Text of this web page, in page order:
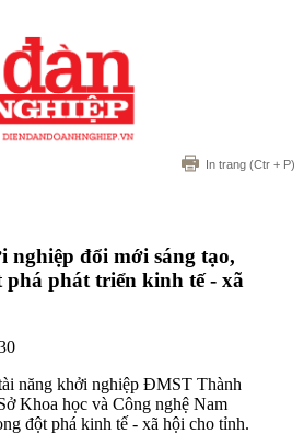
In trang (Ctr + P)
đổi mới sáng tạo,
phá phát triển kinh tế - xã
năng khởi nghiệp ĐMST Thành
Khoa học và Công nghệ Nam
đột phá kinh tế - xã hội cho tỉnh.